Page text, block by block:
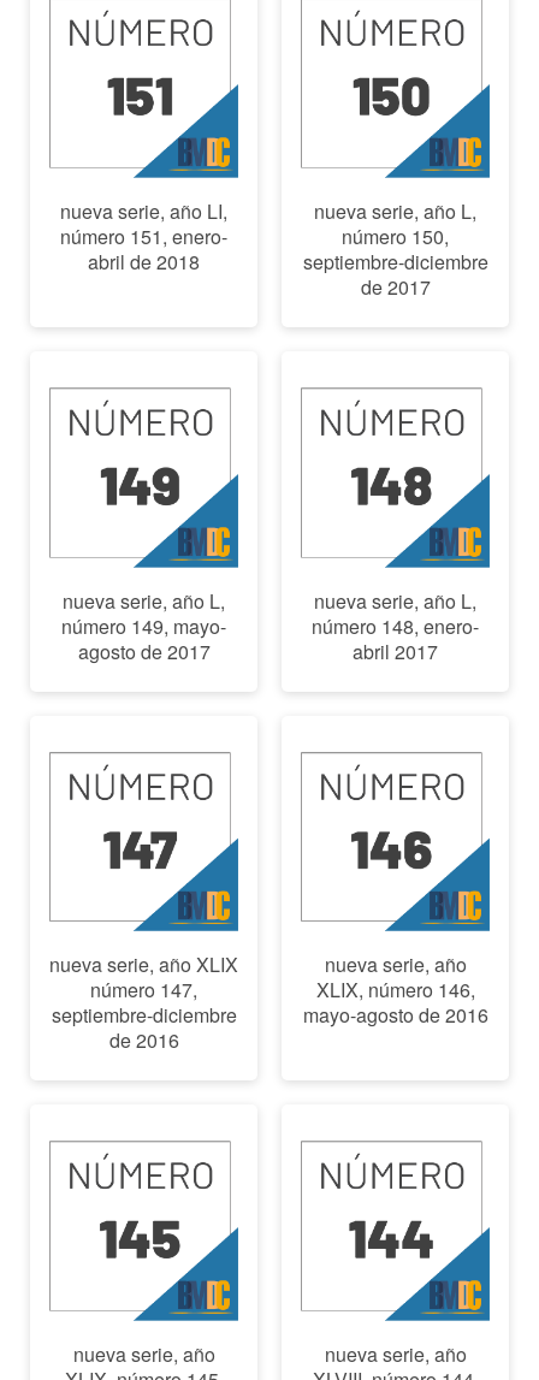
nueva serie, año LI,
número 151, enero-
abril de 2018
nueva serie, año L,
número 150,
septiembre-diciembre
de 2017
nueva serie, año L,
número 149, mayo-
agosto de 2017
nueva serie, año L,
número 148, enero-
abril 2017
nueva serie, año XLIX
número 147,
septiembre-diciembre
de 2016
nueva serie, año
XLIX, número 146,
mayo-agosto de 2016
nueva serie, año
nueva serie, año